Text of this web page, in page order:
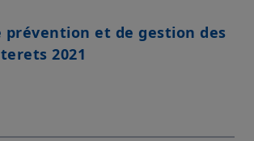
prévention et de gestion des
2021